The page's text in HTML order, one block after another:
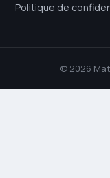
Politique de
© 2026